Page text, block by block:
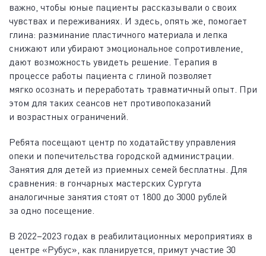
важно, чтобы юные пациенты рассказывали о своих
чувствах и переживаниях. И здесь, опять же, помогает
глина: разминание пластичного материала и лепка
снижают или убирают эмоциональное сопротивление,
дают возможность увидеть решение. Терапия в
процессе работы пациента с глиной позволяет
мягко осознать и переработать травматичный опыт. При
этом для таких сеансов нет противопоказаний
и возрастных ограничений.
Ребята посещают центр по ходатайству управления
опеки и попечительства городской администрации.
Занятия для детей из приемных семей бесплатны. Для
сравнения: в гончарных мастерских Сургута
аналогичные занятия стоят от 1800 до 3000 рублей
за одно посещение.
В 2022–2023 годах в реабилитационных мероприятиях в
центре «Рубус», как планируется, примут участие 30